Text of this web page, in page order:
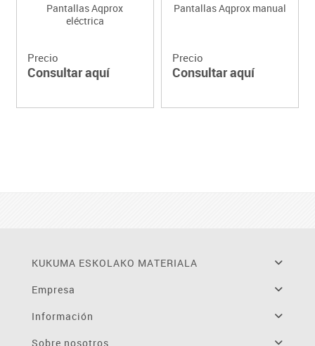
Pantallas Aqprox
eléctrica
Precio
Consultar aquí
Pantallas Aqprox manual
Precio
Consultar aquí
KUKUMA ESKOLAKO MATERIALA
Empresa
Información
Sobre nosotros